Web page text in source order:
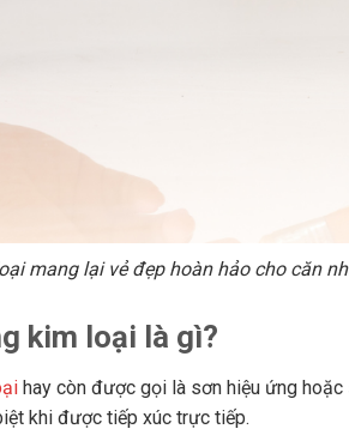
mang lại vẻ đẹp hoàn hảo cho căn
kim loại là gì?
hay còn được gọi là sơn hiệu ứng
khi được tiếp xúc trực tiếp.